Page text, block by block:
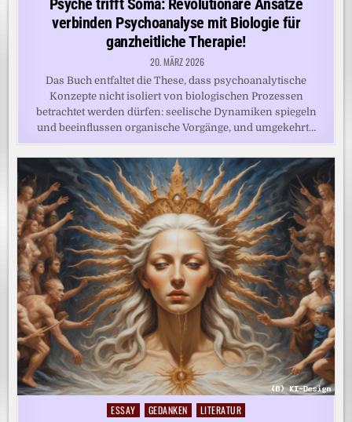
Psyche trifft Soma: Revolutionäre Ansätze
verbinden Psychoanalyse mit Biologie für
ganzheitliche Therapie!
20. MÄRZ 2026
Das Buch entfaltet die These, dass psychoanalytische
Konzepte nicht isoliert von biologischen Prozessen
betrachtet werden dürfen: seelische Dynamiken spiegeln
und beeinflussen organische Vorgänge, und umgekehrt…
Posted
ESSAY GEDANKEN LITERATUR